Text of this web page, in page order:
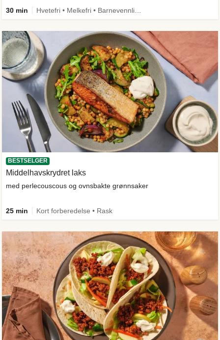
30 min
BESTSELGER
Middelhavskrydret laks
med perlecouscous og ovnsbakte grønnsaker
25 min Kort forberedelse • Rask